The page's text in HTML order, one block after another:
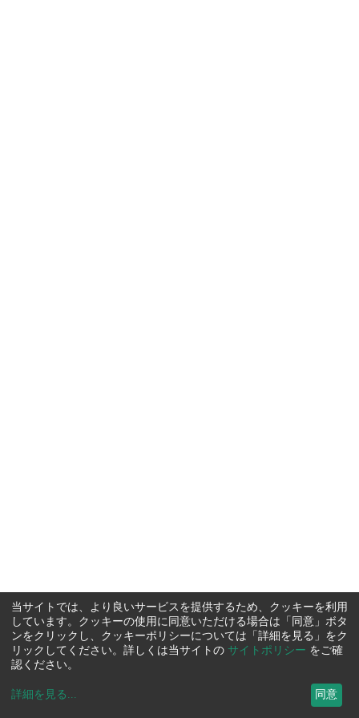
当サイトでは、より良いサービスを提供するため、クッキーを利用
しています。クッキーの使用に同意いただける場合は「同意」ボタ
ンをクリックし、クッキーポリシーについては「詳細を見る」をク
リックしてください。詳しくは当サイトの サイトポリシー をご確
認ください。
詳細を見る ... 同意